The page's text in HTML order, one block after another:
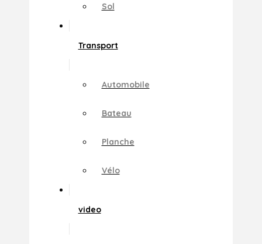
Sol
Transport
Automobile
Bateau
Planche
Vélo
video